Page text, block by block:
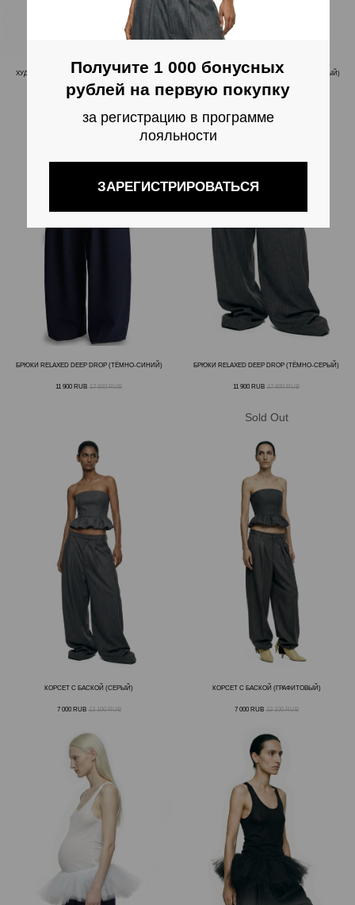
ХУДИ С МАСКОЙ В ПУДРОВЫЙ ГОРОХ (БЕЛЫЙ)
15 000 RUB 22 900 RUB
ПИДЖАК ФУНКЦИОНАЛЬНЫЙ (ТЕМНО-СЕРЫЙ)
17 000 RUB 33 000 RUB
БРЮКИ RELAXED DEEP DROP (ТЁМНО-СИНИЙ)
11 900 RUB 17 600 RUB
БРЮКИ RELAXED DEEP DROP (ТЁМНО-СЕРЫЙ)
11 900 RUB 17 600 RUB
КОРСЕТ С БАСКОЙ (СЕРЫЙ)
7 000 RUB 12 100 RUB
КОРСЕТ С БАСКОЙ (ГРАФИТОВЫЙ)
7 000 RUB 12 100 RUB